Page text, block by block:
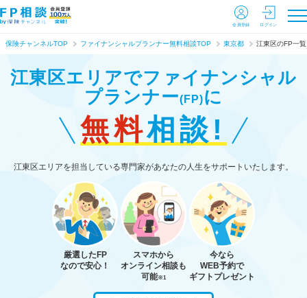
会員登録 ログイン
保険チャンネルTOP ファイナンシャルプランナー無料相談TOP 東京都 江東区のFP一覧
江東区エリアでファイナンシャル
プランナー(FP)に
無料相談!
江東区エリアを担当している専門家があなたの人生をサポートいたします。
厳選したFP
なので安心！
スマホから
オンライン相談も
可能※1
今なら
WEB予約で
ギフトプレゼント